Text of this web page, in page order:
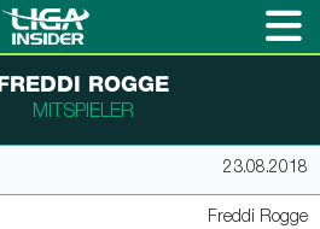
FREDDI ROGGE
MITSPIELER
23.08.2018
Freddi Rogge